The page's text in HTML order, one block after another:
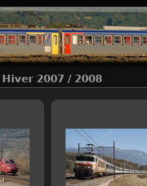
Hiver 2007 / 2008